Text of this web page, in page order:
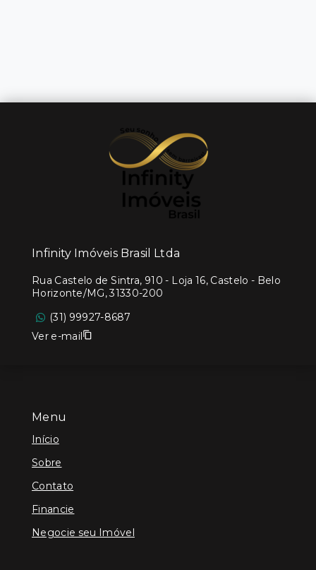
Menu
Início
Sobre
Contato
Financie
Negocie seu Imóvel
Infinity Imóveis Brasil Ltda
Rua Castelo de Sintra, 910 - Loja 16, Castelo - Belo
Horizonte/MG, 31330-200
(31) 99927-8687
Ver e-mail